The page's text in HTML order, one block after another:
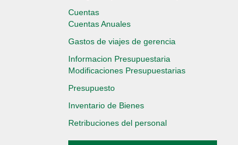
Cuentas
Cuentas Anuales
Gastos de viajes de gerencia
Informacion Presupuestaria
Modificaciones Presupuestarias
Presupuesto
Inventario de Bienes
Retribuciones del personal